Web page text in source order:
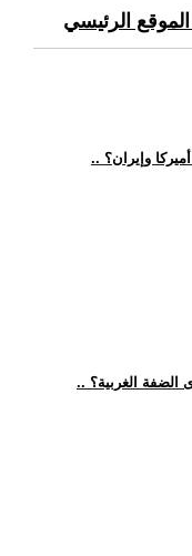
الرئيسي
وإيران؟
الضفة الغربية؟